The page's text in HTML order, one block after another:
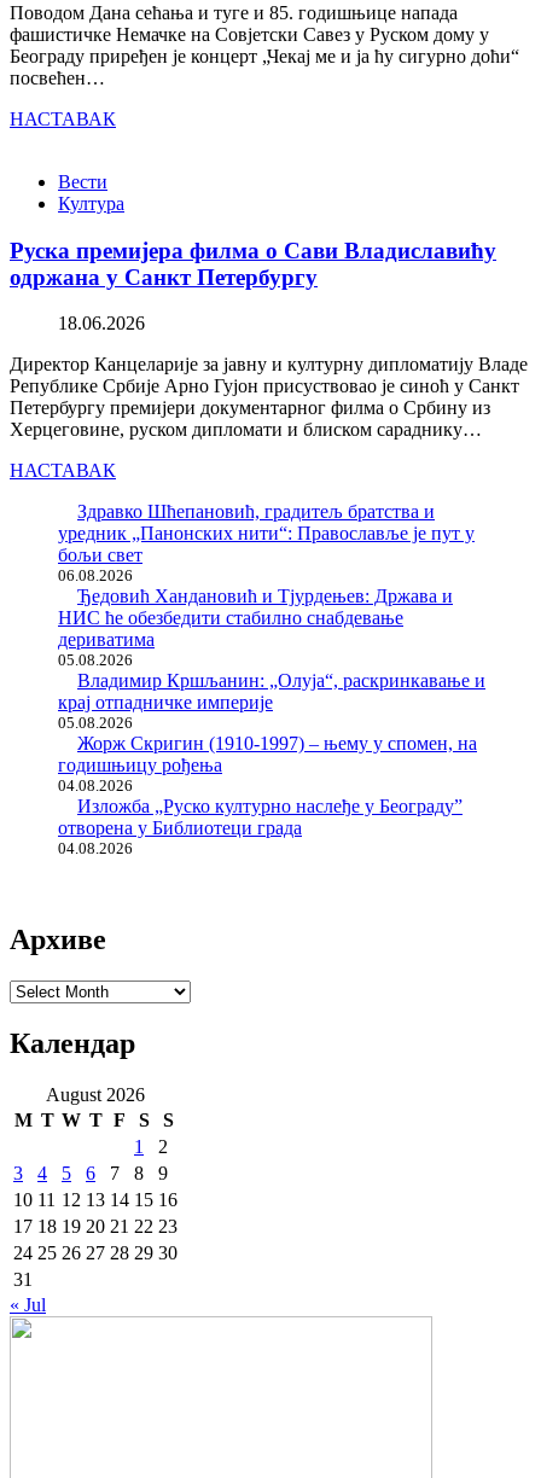
Поводом Дана сећања и туге и 85. годишњице напада
фашистичке Немачке на Совјетски Савез у Руском дому у
Београду приређен је концерт „Чекај ме и ја ћу сигурно доћи“
посвећен…
НАСТАВАК
Вести
Култура
Руска премијера филма о Сави Владиславићу
одржана у Санкт Петербургу
18.06.2026
Директор Канцеларије за јавну и културну дипломатију Владе
Републике Србије Арно Гујон присуствовао је синоћ у Санкт
Петербургу премијери документарног филма о Србину из
Херцеговине, руском дипломати и блиском сараднику…
НАСТАВАК
Здравко Шћепановић, градитељ братства и
уредник „Панонских нити“: Православље је пут у
бољи свет
06.08.2026
Ђедовић Хандановић и Тјурдењев: Држава и
НИС ће обезбедити стабилно снабдевање
дериватима
05.08.2026
Владимир Кршљанин: „Олуја“, раскринкавање и
крај отпадничке империје
05.08.2026
Жорж Скригин (1910-1997) – њему у спомен, на
годишњицу рођења
04.08.2026
Изложба „Руско културно наслеђе у Београду”
отворена у Библиотеци града
04.08.2026
Архиве
Архиве
Календар
August 2026
M T W T F S
S
1
2
3
4 5 6 7 8
9
10 11 12 13 14 15 16
17 18 19 20 21 22 23
24 25 26 27 28 29 30
31
« Jul